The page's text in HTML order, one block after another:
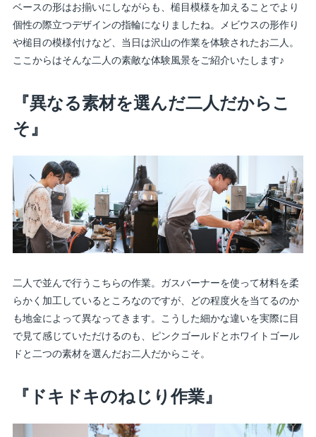
ベースの形はお揃いにしながらも、槌目模様を加えることでより
個性の際立つデザインの指輪になりましたね。メビウスの形作り
や槌目の模様付けなど、当日は沢山の作業を体験されたお二人。
ここからはそんな二人の素敵な体験風景をご紹介いたします♪
『異なる素材を選んだ二人だからこ
そ』
二人で並んで行うこちらの作業。ガスバーナーを使って材料を柔
らかく加工しているところなのですが、どの程度火を当てるのか
も地金によって異なってきます。こうした細かな違いを実際に目
で見て感じていただけるのも、ピンクゴールドとホワイトゴール
ドと二つの素材を選んだお二人だからこそ。
『ドキドキのねじり作業』